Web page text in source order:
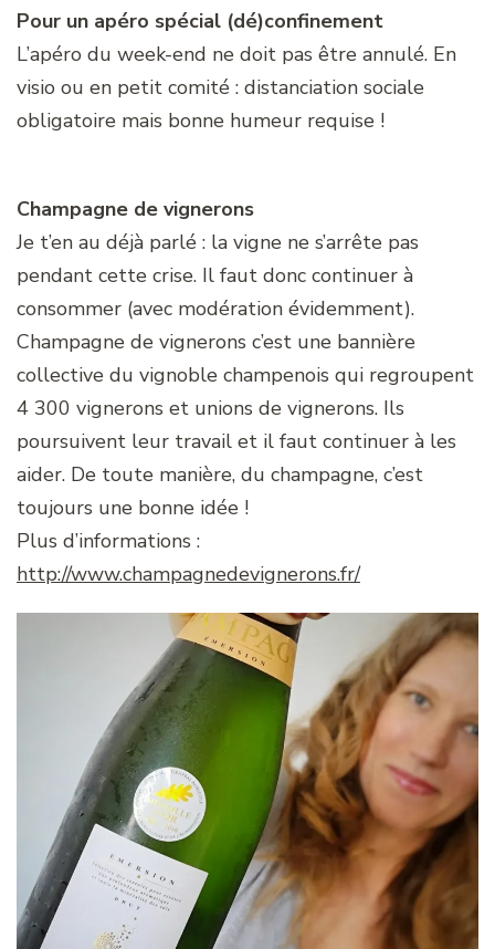
Pour un apéro spécial (dé)confinement
L’apéro du week-end ne doit pas être annulé. En
visio ou en petit comité : distanciation sociale
obligatoire mais bonne humeur requise !
Champagne de vignerons
Je t’en au déjà parlé : la vigne ne s’arrête pas
pendant cette crise. Il faut donc continuer à
consommer (avec modération évidemment).
Champagne de vignerons c’est une bannière
collective du vignoble champenois qui regroupent
4 300 vignerons et unions de vignerons. Ils
poursuivent leur travail et il faut continuer à les
aider. De toute manière, du champagne, c’est
toujours une bonne idée !
Plus d’informations :
http://www.champagnedevignerons.fr/